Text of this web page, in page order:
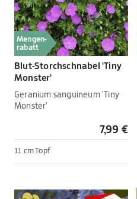
Mengen-
rabatt
Blut-Storchschnabel 'Tiny
Monster'
Geranium sanguineum 'Tiny
Monster'
7,99 €
11 cm Topf